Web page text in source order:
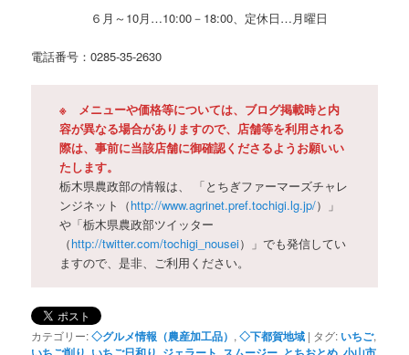
６月～10月…10:00－18:00、定休日…月曜日
電話番号：0285-35-2630
※ メニューや価格等については、ブログ掲載時と内
容が異なる場合がありますので、店舗等を利用される
際は、事前に当該店舗に御確認くださるようお願いい
たします。
栃木県農政部の情報は、 「とちぎファーマーズチャレ
ンジネット（http://www.agrinet.pref.tochigi.lg.jp/）」
や「栃木県農政部ツイッター
（http://twitter.com/tochigi_nousei）」でも発信してい
ますので、是非、ご利用ください。
カテゴリー:◇グルメ情報（農産加工品） ,◇下都賀地域 | タグ: いちご,
, , , , ,